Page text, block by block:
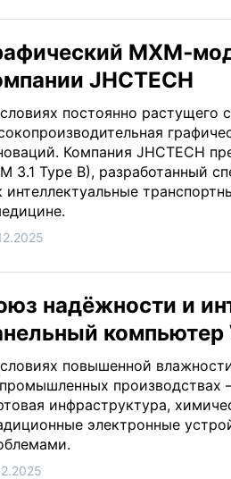
JHCTECH
постоянно растущего
Компания JHCTECH
3.1 Type B), разработанный
интеллектуальные
надёжности и
компьютер
повышенной
производствах
инфраструктура,
электронные